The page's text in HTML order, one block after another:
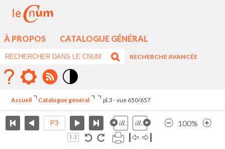
À PROPOS CATALOGUE GÉNÉRAL
RECHERCHE AVANCÉE
élévé
Accueil Catalogue général pl.3 - vue 650/657
100%